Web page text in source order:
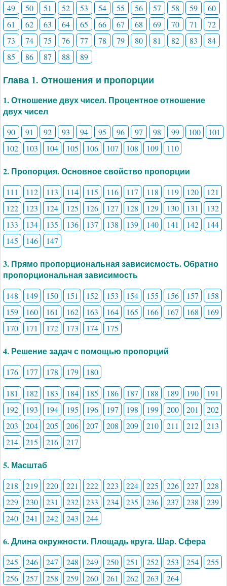
49 50 51 52 53 54 55 56 57 58 59
60
61
62 63 64 65 66 67 68 69 70 71
72
73
74 75 76 77 78 79 80 81 82 83
84
85
86 87 88 89
Глава 1. Отношения и пропорции
1. Отношение двух чисел. Процентное отношение
двух чисел
90 91 92 93 94 95 96 97 98 99 100
101
102
103 104 105 106 107 108 109 110
2. Пропорция. Основное свойство пропорции
111 112 113 114 115 116 117 118 119 120
121
122
123 124 125 126 127 128 129 130 131
132
133
134 135 136 137 138 139 140 141 142
144
145
146 147
3. Прямо пропорциональная зависисмость. Обратно
пропорциональная зависимость
148 149 150 151 152 153 154 155 156 157
158
159
160 161 162 163 164 165 166 167 168
169
170
171 172 173 174 175
4. Решение задач с помощью пропорций
176 177 178 179
180
181
182 183 184 185 186 187 188 189 190
191
192
193 194 195 196 197 198 199 200 201
202
203
204 205 206 207 208 209 210 211 212
213
214
215 216 217
5. Масштаб
218 219 220 221 222 223 224 225 226 227
228
229
230 231 232 233 234 235 236 237 238
239
240
241 242 243 244
6. Длина окружности. Площадь круга. Шар. Сфера
245 246 247 248 249 250 251 252 253 254
255
256
257 258 259 260 261 262 263 264